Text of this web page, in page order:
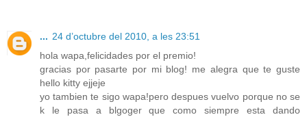
... 24 d’octubre del 2010, a les 23:51
hola wapa,felicidades por el premio!
gracias por pasarte por mi blog! me alegra que te guste
hello kitty ejjeje
yo tambien te sigo wapa!pero despues vuelvo porque no se
k le pasa a blgoger que como siempre esta dando